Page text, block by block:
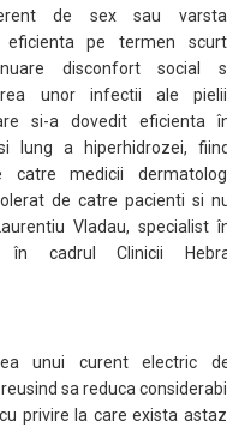
de sex sau
eficienta pe termen
disconfort social
unor infectii ale
si-a dovedit eficienta
lung a hiperhidrozei,
catre medicii
de catre pacienti si
Vladau, specialist
în cadrul Clinicii
unui curent electric
sa reduca
privire la care exista